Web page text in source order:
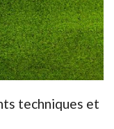
techniques et